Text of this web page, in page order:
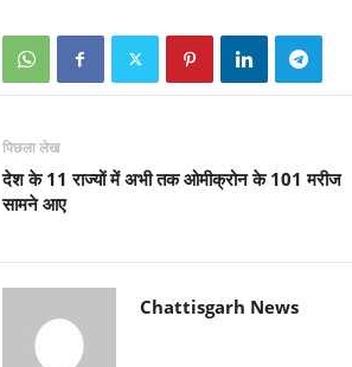
पिछला लेख
देश के 11 राज्यों में अभी तक ओमीक्रोन के 101 मरीज
सामने आए
Chattisgarh News